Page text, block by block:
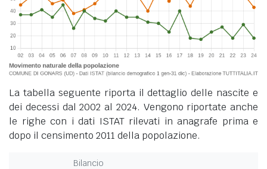
La tabella seguente riporta il dettaglio delle nascite e
dei decessi dal 2002 al 2024. Vengono riportate anche
le righe con i dati ISTAT rilevati in anagrafe prima e
dopo il censimento 2011 della popolazione.
Bilancio